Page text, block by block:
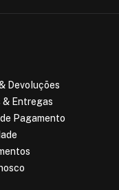
Devoluções
& Entregas
Pagamento